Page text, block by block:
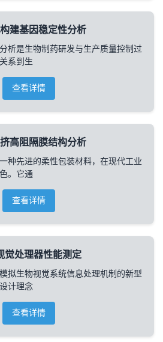
建基因稳定性分析
析是生物制药研发与生产质量控制过
系到生
查看详情
高阻隔膜结构分析
种先进的柔性包装材料，在现代工业
。它通
查看详情
觉处理器性能测定
拟生物视觉系统信息处理机制的新型
计理念
查看详情